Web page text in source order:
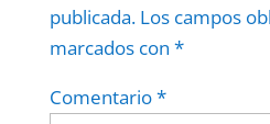
publicada. Los campos
marcados con *
Comentario*